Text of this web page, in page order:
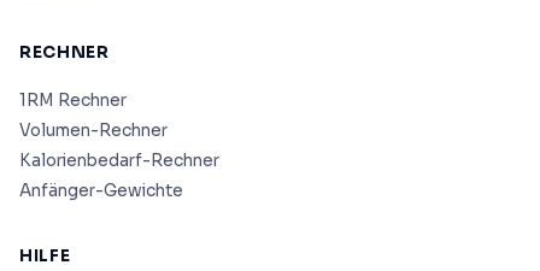
RECHNER
1RM Rechner
Volumen-Rechner
Kalorienbedarf-Rechner
Anfänger-Gewichte
HILFE